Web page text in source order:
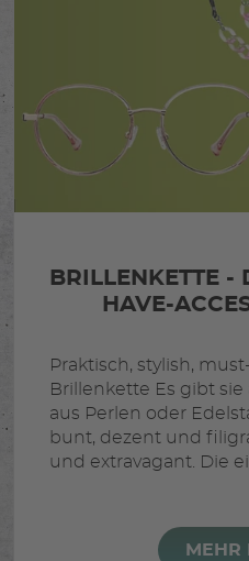
BRILLENKETTE -
HAVE-
Praktisch, stylish,
Brillenkette Es gibt sie
aus Perlen oder
bunt, dezent und
und extravagant. Die
MEHR